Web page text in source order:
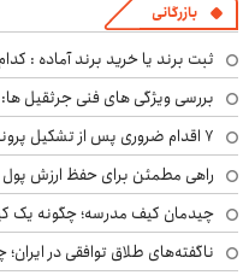
بازرگانی
ثبت برند یا خرید برند آماده :
بررسی ویژگی های فنی جرثقیل ها:
۷ اقدام ضروری پس از تشکیل پرونده مواد مخدر؛ راهنمای خانواده‌ها
راهی مطمئن برای حفظ ارزش پول
چیدمان کیف مدرسه؛ چگونه یک
ناگفته‌های طلاق توافقی در